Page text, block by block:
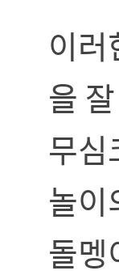
이
을
무심
놀이
돌멩